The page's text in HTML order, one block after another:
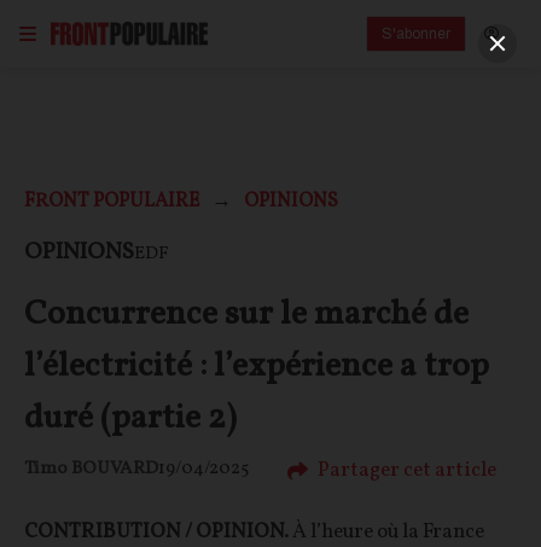
S'abonner
FRONT POPULAIRE OPINIONS
OPINIONSEDF
Concurrence sur le marché de
l’électricité : l’expérience a trop
duré (partie 2)
Timo BOUVARD19/04/2025 Partager cet article
CONTRIBUTION / OPINION.À l’heure où la France